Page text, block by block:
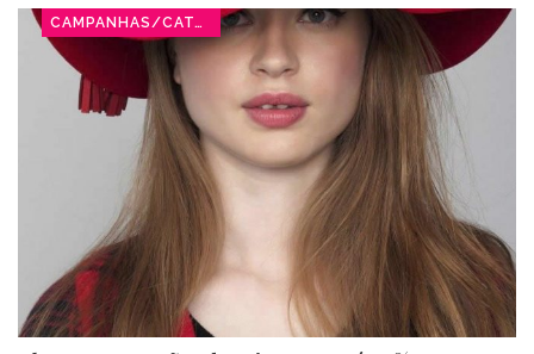
CAMPANHAS/CATÁLOGOS